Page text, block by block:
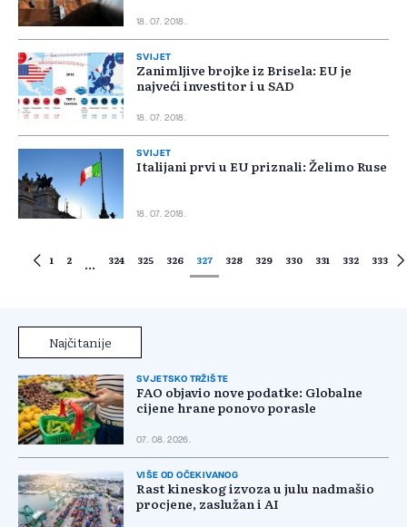
18. 07. 2018.
SVIJET
Zanimljive brojke iz Brisela: EU je
najveći investitor i u SAD
18. 07. 2018.
SVIJET
Italijani prvi u EU priznali: Želimo Ruse
18. 07. 2018.
1 2 ... 324 325 326 327 328 329 330 331 332 333
Najčitanije
SVJETSKO TRŽIŠTE
FAO objavio nove podatke: Globalne
cijene hrane ponovo porasle
07. 08. 2026.
VIŠE OD OČEKIVANOG
Rast kineskog izvoza u julu nadmašio
procjene, zaslužan i AI